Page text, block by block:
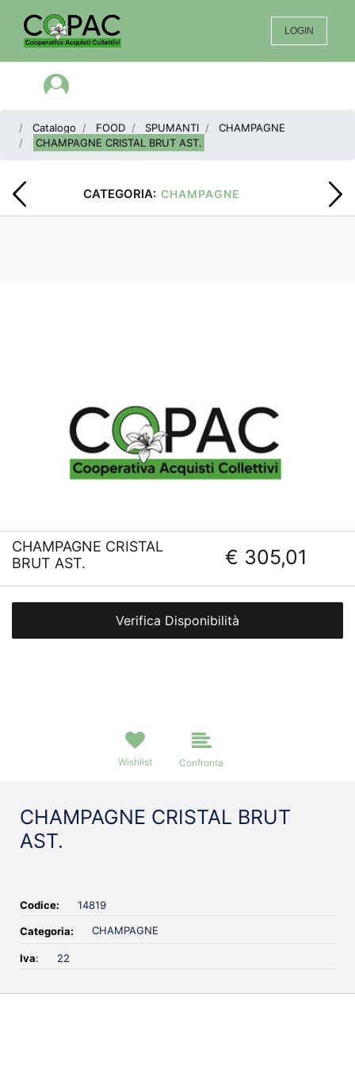
LOGIN
Open menu
Catalogo FOOD SPUMANTI
CHAMPAGNE
CHAMPAGNE CRISTAL BRUT AST.
CATEGORIA: CHAMPAGNE
CHAMPAGNE CRISTAL
BRUT AST.
€ 305,01
Verifica Disponibilità
Wishlist Confronta
CHAMPAGNE CRISTAL BRUT
AST.
Codice: 14819
Categoria: CHAMPAGNE
Iva: 22